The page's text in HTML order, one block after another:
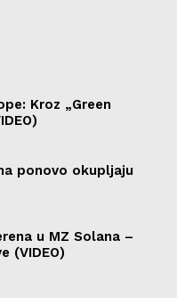
Kroz „Green
ponovo okupljaju
u MZ Solana –
(VIDEO)